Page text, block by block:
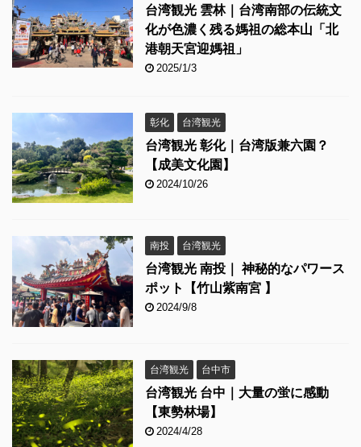
台湾観光 雲林｜台湾南部の伝統文
化が色濃く残る媽祖の総本山「北
港朝天宮迎媽祖」
2025/1/3
彰化 台湾観光
台湾観光 彰化｜台湾版兼六園？
【成美文化園】
2024/10/26
南投 台湾観光
台湾観光 南投｜ 神秘的なパワース
ポット【竹山紫南宮 】
2024/9/8
台湾観光 台中市
台湾観光 台中｜大量の蛍に感動
【東勢林場】
2024/4/28